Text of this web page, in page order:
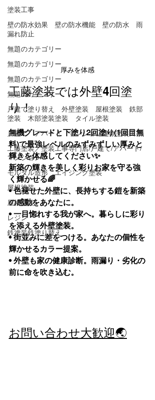
塗装工事
壁の防水効果 壁の防水機能 壁の防水 雨
漏れ防止
無題のカテゴリー
無題のカテゴリー
無題のカテゴリー
無題のカテゴリー
戸建て塗り替え 外壁塗装 屋根塗装 鉄部
塗装 木部塗装塗装 タイル塗装
戸建て アパート マンション建物塗装工事
工藤塗装／塗装工事専門店/戸建て/アパート/
マンション
モルタル造形 エイジング塗装
屋根塗装
屋根塗装
レジン
鉄塗装鉄塗り替え
厚みを体感
工藤塗装では外壁4回塗
り！
無機グレードと下塗り2回塗り(1回目無
料)で最強レベルのみずみずしい厚みと
輝きを体感してください✨
新築の輝きを美しく彩りお家を守る強
く輝かせる🌈
• 色褪せた外壁に、長持ちする鎧を新築
の感動をあなたに。
• 一目惚れする我が家へ。暮らしに彩り
を添える外壁塗装。
• 街並みに差をつける。あなたの個性を
輝かせるカラー提案。
• 外壁も家の健康診断。雨漏り・劣化の
前に命を吹き込む。
お問い合わせ大歓迎🌏